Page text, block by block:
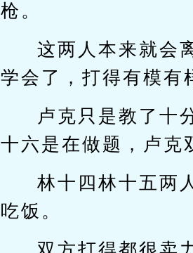
枪。
这两人本来就会
学会了，打得有模有
卢克只是教了十
十六是在做题，卢克
林十四林十五两
吃饭。